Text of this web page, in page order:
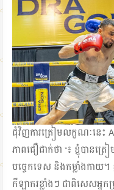
ជុំវិញការត្រៀមលក្ខណៈនេះ
ភាពជឿជាក់ថា “៖ ខ្ញុំបានត្រ
បច្ចេកទេស និងកម្លាំងកាយ
កីឡាករខ្លាំងៗ ជាពិសេសអ្